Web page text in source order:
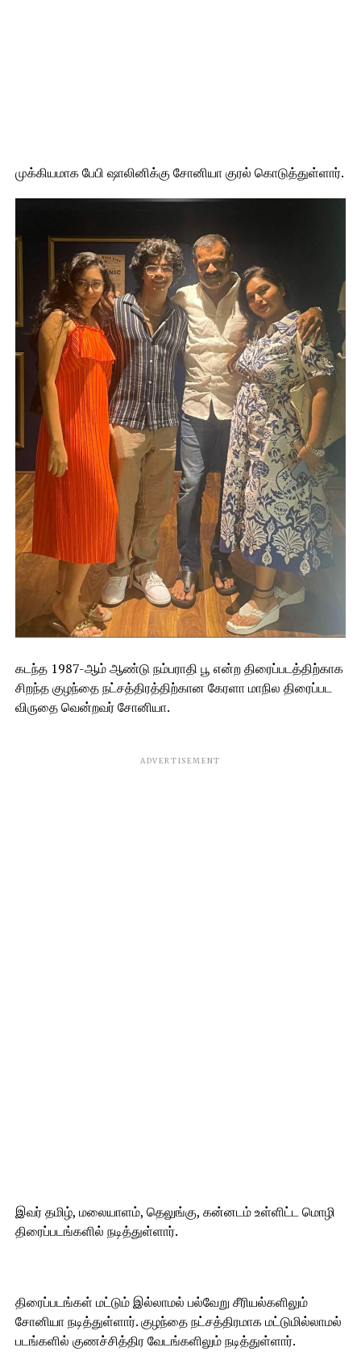
முக்கியமாக பேபி ஷாலினிக்கு சோனியா குரல் கொடுத்துள்ளார்.
கடந்த 1987-ஆம் ஆண்டு நம்பராதி பூ என்ற திரைப்படத்திற்காக
சிறந்த குழந்தை நட்சத்திரத்திற்கான கேரளா மாநில திரைப்பட
விருதை வென்றவர் சோனியா.
ADVERTISEMENT
இவர் தமிழ், மலையாளம், தெலுங்கு, கன்னடம் உள்ளிட்ட மொழி
திரைப்படங்களில் நடித்துள்ளார்.
திரைப்படங்கள் மட்டும் இல்லாமல் பல்வேறு சீரியல்களிலும்
சோனியா நடித்துள்ளார். குழந்தை நட்சத்திரமாக மட்டுமில்லாமல்
படங்களில் குணச்சித்திர வேடங்களிலும் நடித்துள்ளார்.